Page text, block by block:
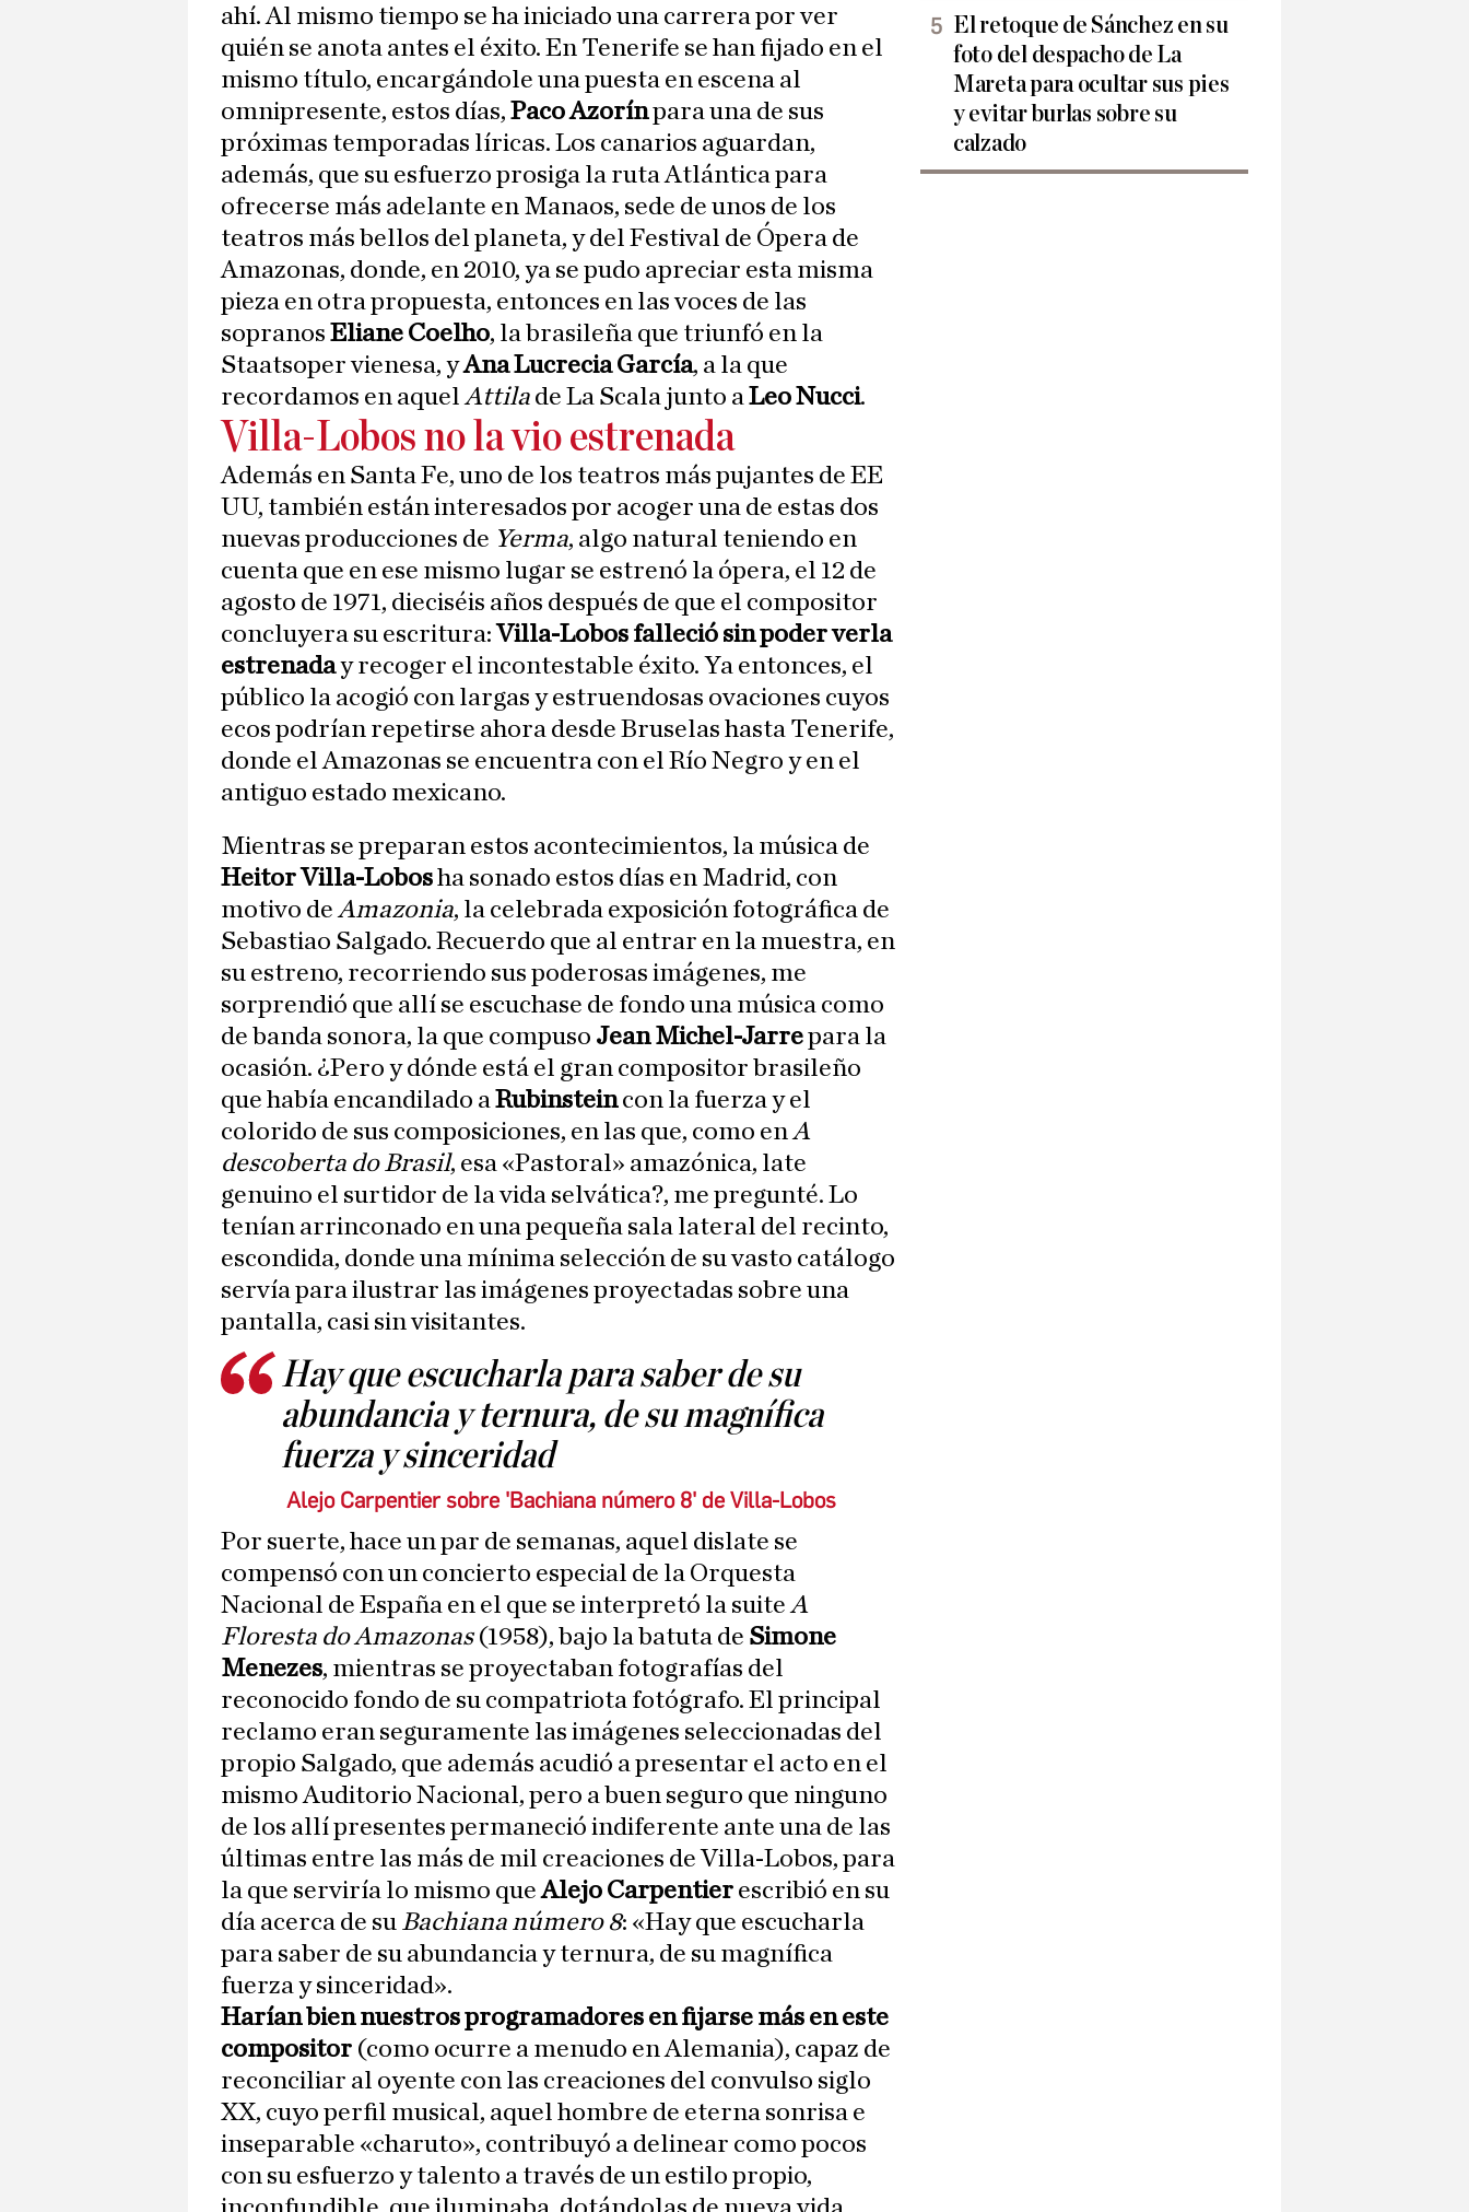
ahí. Al mismo tiempo se ha iniciado una carrera por ver
quién se anota antes el éxito. En Tenerife se han fijado en el
mismo título, encargándole una puesta en escena al
omnipresente, estos días, Paco Azorínpara una de sus
próximas temporadas líricas. Los canarios aguardan,
además, que su esfuerzo prosiga la ruta Atlántica para
ofrecerse más adelante en Manaos, sede de unos de los
teatros más bellos del planeta, y del Festival de Ópera de
Amazonas, donde, en 2010, ya se pudo apreciar esta misma
pieza en otra propuesta, entonces en las voces de las
sopranos Eliane Coelho, la brasileña que triunfó en la
Staatsoper vienesa, yAna Lucrecia García, a la que
recordamos en aquelAttila de La Scala junto aLeo Nucci.
Villa-Lobos no la vio estrenada
Además en Santa Fe, uno de los teatros más pujantes de EE
UU, también están interesados por acoger una de estas dos
nuevas producciones de Yerma, algo natural teniendo en
cuenta que en ese mismo lugar se estrenó la ópera, el 12 de
agosto de 1971, dieciséis años después de que el compositor
concluyera su escritura:Villa-Lobos falleció sin poder verla
estrenaday recoger el incontestable éxito. Ya entonces, el
público la acogió con largas y estruendosas ovaciones cuyos
ecos podrían repetirse ahora desde Bruselas hasta Tenerife,
donde el Amazonas se encuentra con el Río Negro y en el
antiguo estado mexicano.
Mientras se preparan estos acontecimientos, la música de
Heitor Villa-Lobosha sonado estos días en Madrid, con
motivo deAmazonia, la celebrada exposición fotográfica de
Sebastiao Salgado. Recuerdo que al entrar en la muestra, en
su estreno, recorriendo sus poderosas imágenes, me
sorprendió que allí se escuchase de fondo una música como
de banda sonora, la que compuso Jean Michel-Jarrepara la
ocasión. ¿Pero y dónde está el gran compositor brasileño
que había encandilado aRubinsteincon la fuerza y el
colorido de sus composiciones, en las que, como enA
descoberta do Brasil, esa «Pastoral» amazónica, late
genuino el surtidor de la vida selvática?, me pregunté. Lo
tenían arrinconado en una pequeña sala lateral del recinto,
escondida, donde una mínima selección de su vasto catálogo
servía para ilustrar las imágenes proyectadas sobre una
pantalla, casi sin visitantes.
Hay que escucharla para saber de su
abundancia y ternura, de su magnífica
fuerza y sinceridad
Alejo Carpentier sobre 'Bachiana número 8' de Villa-Lobos
Por suerte, hace un par de semanas, aquel dislate se
compensó con un concierto especial de la Orquesta
Nacional de España en el que se interpretó la suiteA
Floresta do Amazonas(1958), bajo la batuta de Simone
Menezes, mientras se proyectaban fotografías del
reconocido fondo de su compatriota fotógrafo. El principal
reclamo eran seguramente las imágenes seleccionadas del
propio Salgado, que además acudió a presentar el acto en el
mismo Auditorio Nacional, pero a buen seguro que ninguno
de los allí presentes permaneció indiferente ante una de las
últimas entre las más de mil creaciones de Villa-Lobos, para
la que serviría lo mismo queAlejo Carpentier escribió en su
día acerca de su Bachiana número 8: «Hay que escucharla
para saber de su abundancia y ternura, de su magnífica
fuerza y sinceridad».
Harían bien nuestros programadores en fijarse más en este
compositor (como ocurre a menudo en Alemania), capaz de
reconciliar al oyente con las creaciones del convulso siglo
XX, cuyo perfil musical, aquel hombre de eterna sonrisa e
inseparable «charuto», contribuyó a delinear como pocos
con su esfuerzo y talento a través de un estilo propio,
El retoque de Sánchez en su
foto del despacho de La
Mareta para ocultar sus pies
y evitar burlas sobre su
calzado